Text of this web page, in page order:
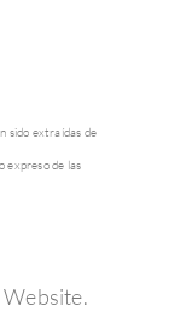
sido extraídas de
expreso de las